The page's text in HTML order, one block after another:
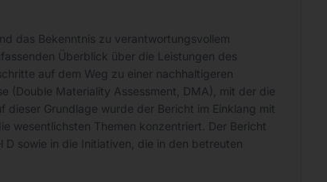
das Bekenntnis zu verantwortungsvollem
Überblick über die Leistungen des
auf dem Weg zu einer nachhaltigeren
(Double Materiality Assessment, DMA), mit der die
dieser Grundlage wurde der Bericht im Einklang mit
wesentlichsten Themen konzentriert. Der Bericht
sowie in die Initiativen, die in den betreuten